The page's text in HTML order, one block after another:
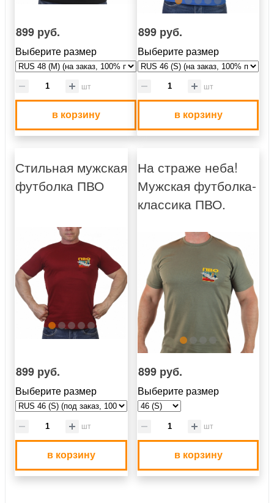
899 руб.
Выберите размер
шт
в корзину
899 руб.
Выберите размер
шт
в корзину
Стильная мужская
футболка ПВО
899 руб.
Выберите размер
шт
в корзину
На страже неба!
Мужская футболка-
классика ПВО.
899 руб.
Выберите размер
шт
в корзину